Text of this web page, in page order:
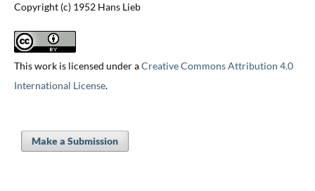
Copyright (c) 1952 Hans Lieb
This work is licensed under aCreative Commons Attribution 4.0
International License.
Make a Submission